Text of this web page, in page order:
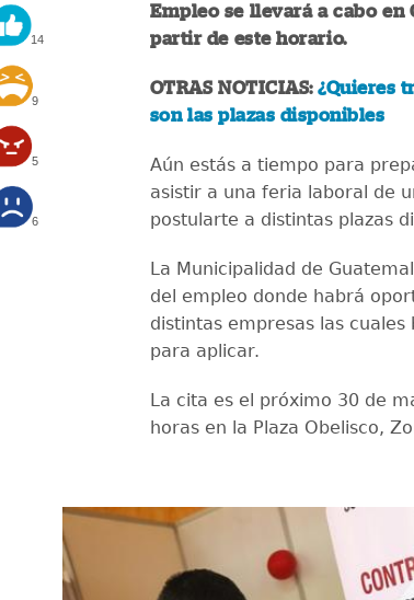
14
9
5
6
Empleo se llevará a cabo en
partir de este horario.
OTRAS NOTICIAS:¿Quieres
son las plazas disponibles
Aún estás a tiempo para
asistir a una feria laboral de
postularte a distintas plazas
La Municipalidad de
del empleo donde habrá
distintas empresas las
para aplicar.
La cita es el próximo 30 de
horas en la Plaza Obelisco,